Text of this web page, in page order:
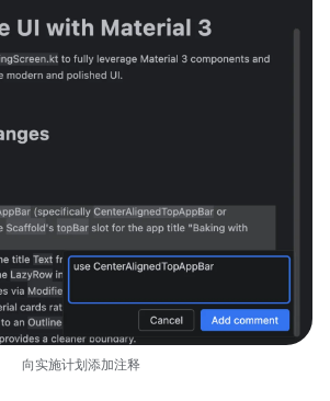
向实施计划添加注释